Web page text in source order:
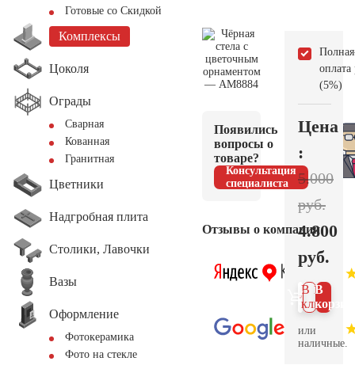
Готовые со Скидкой
Комплексы
Цоколя
Ограды
Сварная
Кованная
Гранитная
Цветники
Надгробная плита
Столики, Лавочки
Вазы
Оформление
Фотокерамика
Фото на стекле
Появились
вопросы о
товаре?
Консультация
специалиста
Отзывы о компании
Полная
оплата
(5%)
Цена
:
5.000
руб.
4.800
руб.
В
В 1
клик
или
наличные.